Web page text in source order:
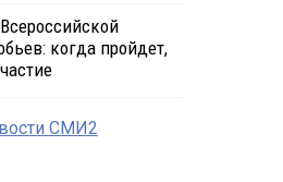
когда пройдет,
СМИ2